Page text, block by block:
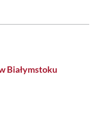
Białymstoku